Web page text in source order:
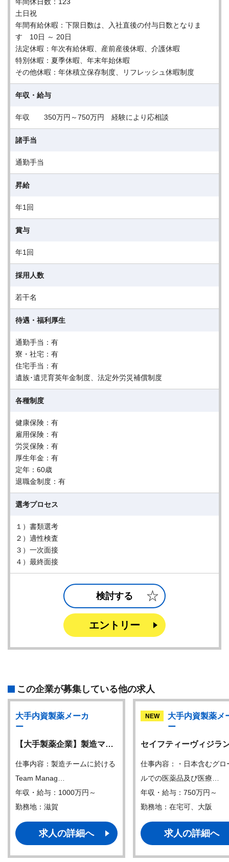
土日祝
年間有給休暇：下限日数は、入社直後の付与日数となりま
す 10日 ～ 20日
法定休暇：年次有給休暇、産前産後休暇、介護休暇
特別休暇：夏季休暇、年末年始休暇
その他休暇：年休積立保存制度、リフレッシュ休暇制度
年収・給与
年収 350万円～750万円 経験により応相談
諸手当
通勤手当
昇給
年1回
賞与
年1回
採用人数
若干名
待遇・福利厚生
通勤手当：有
寮・社宅：有
住宅手当：有
遺族･遺児育英年金制度、法定外労災補償制度
各種制度
健康保険：有
雇用保険：有
労災保険：有
厚生年金：有
定年：60歳
退職金制度：有
選考プロセス
１）書類選考
２）適性検査
３）一次面接
４）最終面接
検討する
エントリー
この企業が募集している他の求人
大手内資製薬メーカ
ー
【大手製薬企業】製造マ…
仕事内容：製造チームに於ける
Team Manag…
年収・給与：1000万円～
勤務地：滋賀
求人の詳細へ
NEW
大手内資製薬メ
ー
セイフティーヴィジラ
仕事内容：・日本含むグロ
ルでの医薬品及び医療…
年収・給与：750万円～
勤務地：在宅可、大阪
求人の詳細へ